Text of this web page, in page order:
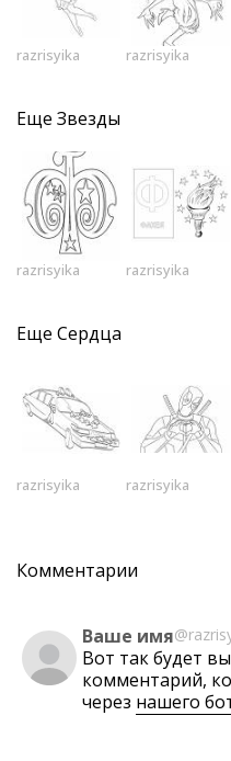
razrisyika razrisyika
Еще Звезды
razrisyika razrisyika
Еще Сердца
razrisyika razrisyika
Комментарии
Ваше имя
Вот так будет
комментарий,
через нашего